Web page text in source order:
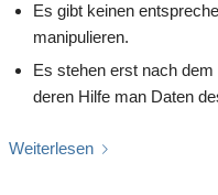
Es gibt keinen
manipulieren.
Es stehen erst nach
deren Hilfe man Daten
Weiterlesen